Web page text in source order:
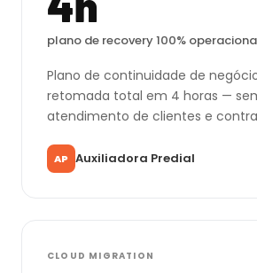
plano de recovery 100%
Plano de continuidade de
retomada total em 4 horas —
atendimento de clientes e
AP Auxiliadora Predial
CLOUD MIGRATION